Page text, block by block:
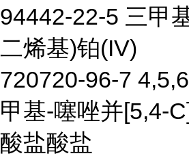
94442-22-5 三甲
二烯基)铂(IV)
720720-96-7
甲基-噻唑并[5,4-
酸盐酸盐